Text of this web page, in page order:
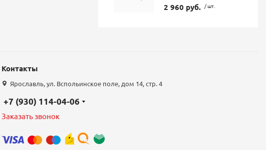
2 960 руб. / шт.
Контакты
Ярославль, ул. Вспольинское поле, дом 14, стр. 4
+7 (930) 114-04-06
Заказать звонок